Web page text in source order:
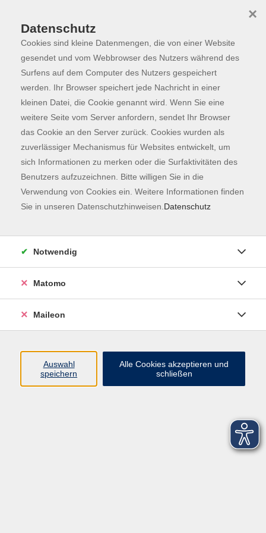
Skip to main content
Lehrkräfte Neue Lehrkräfte willkommen!
Neue Lehrkräfte willkommen!
Wenn Sie es sich zutrauen, Erwachsene in einer
Fremdsprache zu unterrichten, oder in anderen
Datenschutzerklärung
Sitemap
Datenschutz
Cookies sind kleine Datenmengen, die von einer Website
gesendet und vom Webbrowser des Nutzers während des
Surfens auf dem Computer des Nutzers gespeichert
werden. Ihr Browser speichert jede Nachricht in einer
kleinen Datei, die Cookie genannt wird. Wenn Sie eine
weitere Seite vom Server anfordern, sendet Ihr Browser
das Cookie an den Server zurück. Cookies wurden als
zuverlässiger Mechanismus für Websites entwickelt, um
sich Informationen zu merken oder die Surfaktivitäten des
Benutzers aufzuzeichnen. Bitte willigen Sie in die
Verwendung von Cookies ein. Weitere Informationen finden
Sie in unseren Datenschutzhinweisen. Datenschutz
×
Notwendig
Matomo
Maileon
Auswahl
speichern
Alle Cookies akzeptieren und
schließen